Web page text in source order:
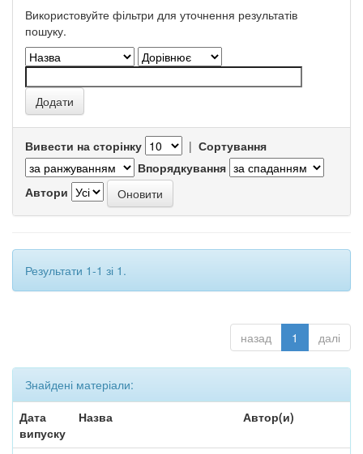
Використовуйте фільтри для уточнення результатів
пошуку.
Вивести на сторінку | Сортування
Впорядкування
Автори
Результати 1-1 зі 1.
назад 1 далі
Знайдені матеріали:
Дата
випуску
Назва Автор(и)